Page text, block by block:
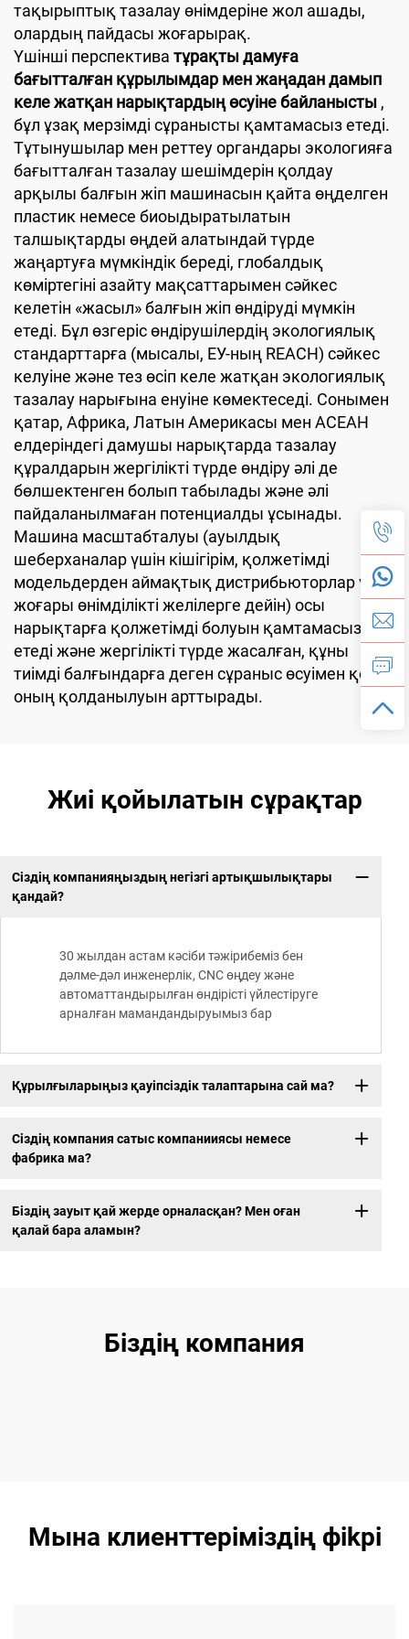
тақырыптық тазалау өнімдеріне жол ашады,
олардың пайдасы жоғарырақ.
Үшінші перспектива тұрақты дамуға
бағытталған құрылымдар мен жаңадан дамып
келе жатқан нарықтардың өсуіне байланысты ,
бұл ұзақ мерзімді сұранысты қамтамасыз етеді.
Тұтынушылар мен реттеу органдары экологияға
бағытталған тазалау шешімдерін қолдау
арқылы балғын жіп машинасын қайта өңделген
пластик немесе биоыдыратылатын
талшықтарды өңдей алатындай түрде
жаңартуға мүмкіндік береді, глобалдық
көміртегіні азайту мақсаттарымен сәйкес
келетін «жасыл» балғын жіп өндіруді мүмкін
етеді. Бұл өзгеріс өндірушілердің экологиялық
стандарттарға (мысалы, ЕУ-ның REACH) сәйкес
келуіне және тез өсіп келе жатқан экологиялық
тазалау нарығына енуіне көмектеседі. Сонымен
қатар, Африка, Латын Америкасы мен АСЕАН
елдеріндегі дамушы нарықтарда тазалау
құралдарын жергілікті түрде өндіру әлі де
бөлшектенген болып табылады және әлі
пайдаланылмаған потенциалды ұсынады.
Машина масштабталуы (ауылдық
шеберханалар үшін кішігірім, қолжетімді
модельдерден аймақтық дистрибьюторлар үшін
жоғары өнімділікті желілерге дейін) осы
нарықтарға қолжетімді болуын қамтамасыз
етеді және жергілікті түрде жасалған, құны
тиімді балғындарға деген сұраныс өсуімен қоса
оның қолданылуын арттырады.
Жиі қойылатын сұрақтар
Сіздің компанияңыздың негізгі артықшылықтары
қандай?
30 жылдан астам кәсіби тәжірибеміз бен
дәлме-дәл инженерлік, CNC өңдеу және
автоматтандырылған өндірісті үйлестіруге
арналған мамандандыруымыз бар
Құрылғыларыңыз қауіпсіздік талаптарына сай ма?
Сіздің компания сатыс компанииясы немесе
фабрика ма?
Біздің зауыт қай жерде орналасқан? Мен оған
қалай бара аламын?
Біздің компания
Мына клиенттеріміздің фikрi